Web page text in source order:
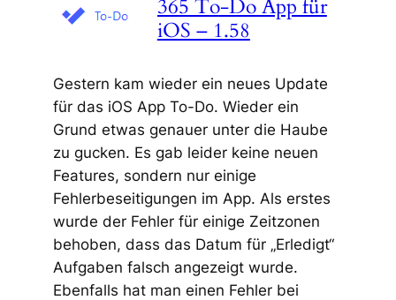
365 To-Do App für
iOS – 1.58
Gestern kam wieder ein neues Update
für das iOS App To-Do. Wieder ein
Grund etwas genauer unter die Haube
zu gucken. Es gab leider keine neuen
Features, sondern nur einige
Fehlerbeseitigungen im App. Als erstes
wurde der Fehler für einige Zeitzonen
behoben, dass das Datum für „Erledigt“
Aufgaben falsch angezeigt wurde.
Ebenfalls hat man einen Fehler bei